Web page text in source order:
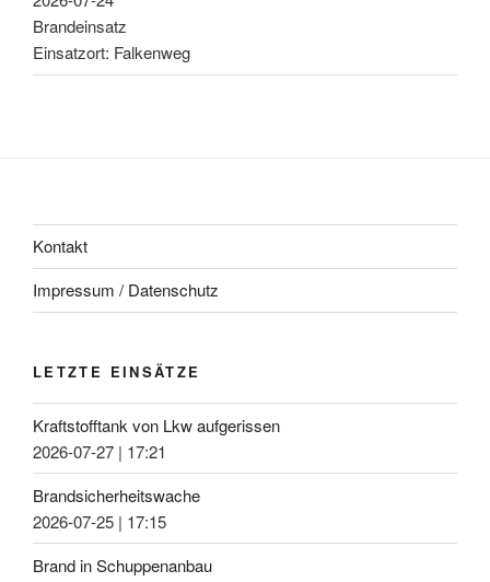
Brandeinsatz
Einsatzort: Falkenweg
Kontakt
Impressum / Datenschutz
LETZTE EINSÄTZE
Kraftstofftank von Lkw aufgerissen
2026-07-27 | 17:21
Brandsicherheitswache
2026-07-25 | 17:15
Brand in Schuppenanbau